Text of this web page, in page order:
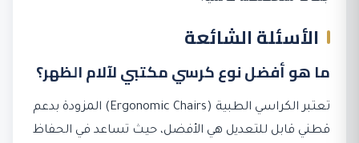
الأسئلة الشائعة
ما هو أفضل نوع كرسي مكتبي لآلام الظهر؟
تعتبر الكراسي الطبية (Ergonomic Chairs) المزودة بدعم
قطني قابل للتعديل هي الأفضل، حيث تساعد في الحفاظ